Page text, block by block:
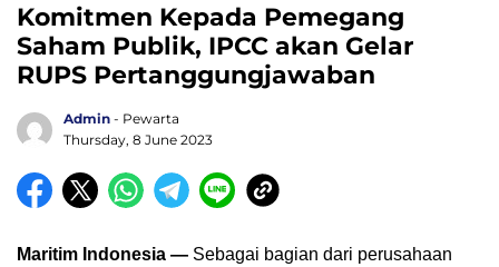
Komitmen Kepada Pemegang
Saham Publik, IPCC akan Gelar
RUPS Pertanggungjawaban
Admin - Pewarta
Thursday, 8 June 2023
Maritim Indonesia — Sebagai bagian dari perusahaan